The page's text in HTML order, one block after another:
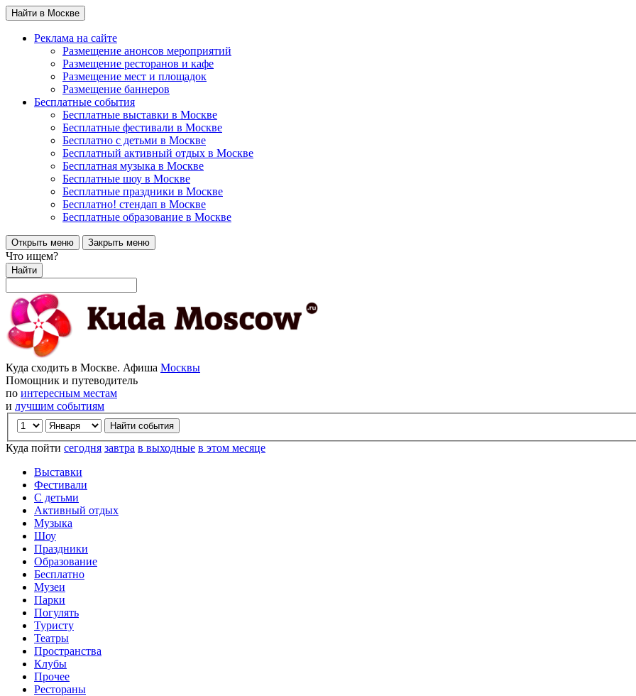
Найти в Москве
Реклама на сайте
Размещение анонсов мероприятий
Размещение ресторанов и кафе
Размещение мест и площадок
Размещение баннеров
Бесплатные события
Бесплатные выставки в Москве
Бесплатные фестивали в Москве
Бесплатно с детьми в Москве
Бесплатный активный отдых в Москве
Бесплатная музыка в Москве
Бесплатные шоу в Москве
Бесплатные праздники в Москве
Бесплатно! стендап в Москве
Бесплатные образование в Москве
Открыть меню Закрыть меню
Что ищем?
Найти
Куда сходить в Москве. Афиша Москвы
Помощник и путеводитель
по интересным местам
и лучшим событиям
Куда пойти сегодня завтра в выходные в этом месяце
Выставки
Фестивали
С детьми
Активный отдых
Музыка
Шоу
Праздники
Образование
Бесплатно
Музеи
Парки
Погулять
Туристу
Театры
Пространства
Клубы
Прочее
Рестораны